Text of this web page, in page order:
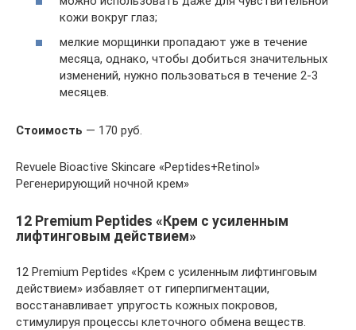
кожи вокруг глаз;
мелкие морщинки пропадают уже в течение
месяца, однако, чтобы добиться значительных
изменений, нужно пользоваться в течение 2-3
месяцев.
Стоимость — 170 руб.
Revuele Bioactive Skincare «Peptides+Retinol»
Регенерирующий ночной крем»
12 Premium Peptides «Крем с усиленным
лифтинговым действием»
12 Premium Peptides «Крем с усиленным лифтинговым
действием» избавляет от гиперпигментации,
восстанавливает упругость кожных покровов,
стимулируя процессы клеточного обмена веществ.